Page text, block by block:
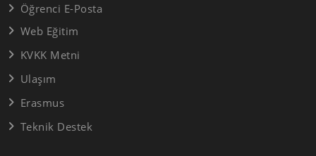
Öğrenci E-Posta
Web Eğitim
KVKK Metni
Ulaşım
Erasmus
Teknik Destek